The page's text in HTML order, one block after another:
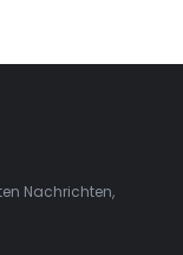
Nachrichten,